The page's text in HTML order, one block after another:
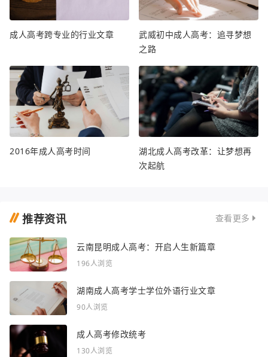
成人高考跨专业的行业文章
武威初中成人高考：追寻梦想
之路
2016年成人高考时间
湖北成人高考改革：让梦想再
次起航
推荐资讯 查看更多
云南昆明成人高考：开启人生新篇章
196人浏览
湖南成人高考学士学位外语行业文章
90人浏览
成人高考修改统考
130人浏览